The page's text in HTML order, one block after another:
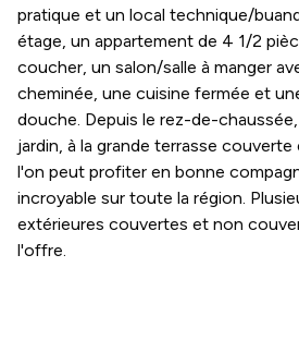
pratique et un local technique/
étage, un appartement de 4 1/2
coucher, un salon/salle à manger
cheminée, une cuisine fermée et
douche. Depuis le rez-de-
jardin, à la grande terrasse
l'on peut profiter en bonne
incroyable sur toute la région.
extérieures couvertes et non
l'offre.